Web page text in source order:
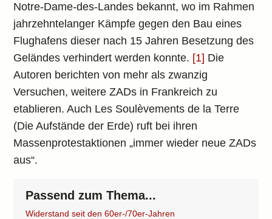
Notre-Dame-des-Landes bekannt, wo im Rahmen
jahrzehntelanger Kämpfe gegen den Bau eines
Flughafens dieser nach 15 Jahren Besetzung des
Geländes verhindert werden konnte. [1] Die
Autoren berichten von mehr als zwanzig
Versuchen, weitere ZADs in Frankreich zu
etablieren. Auch Les Soulèvements de la Terre
(Die Aufstände der Erde) ruft bei ihren
Massenprotestaktionen „immer wieder neue ZADs
aus“.
Passend zum Thema...
Widerstand seit den 60er-/70er-Jahren